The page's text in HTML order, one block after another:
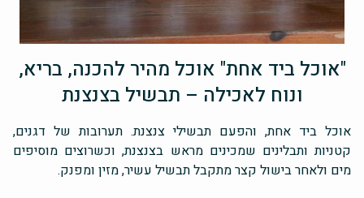
"אוכל ביד אחת" אוכל מהיר להכנה, בריא,
ונוח לאכילה – תבשיל בצנצנת
אוכל ביד אחת, והפעם תבשילי צנצנת. תערובות של דגנים,
קטניות ותבלינים שמכינים מראש בצנצנת, וכשרוצים מוסיפים
מים ולאחר בישול קצר מתקבל תבשיל עשיר, מזין ומפנק.